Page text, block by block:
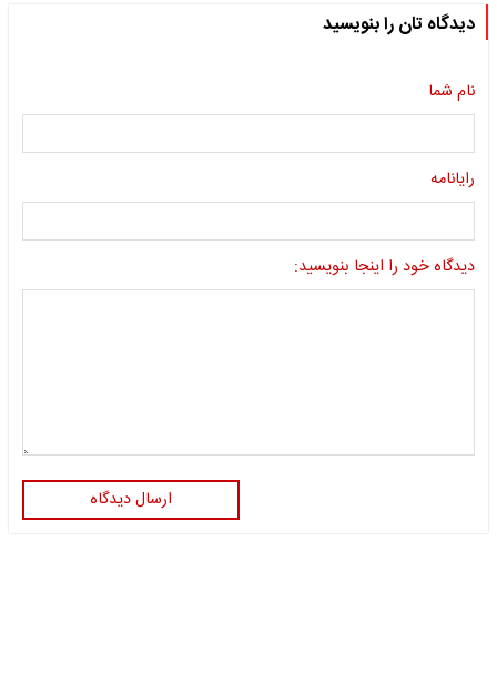
دیدگاه تان را بنویسید
نام شما
رایانامه
دیدگاه خود را اینجا بنویسید:
ارسال دیدگاه